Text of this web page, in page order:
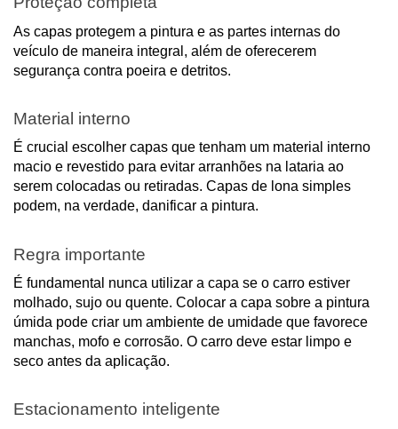
As capas protegem a pintura e as partes internas do
veículo de maneira integral, além de oferecerem
segurança contra poeira e detritos.
Material interno
É crucial escolher capas que tenham um material interno
macio e revestido para evitar arranhões na lataria ao
serem colocadas ou retiradas. Capas de lona simples
podem, na verdade, danificar a pintura.
Regra importante
É fundamental nunca utilizar a capa se o carro estiver
molhado, sujo ou quente. Colocar a capa sobre a pintura
úmida pode criar um ambiente de umidade que favorece
manchas, mofo e corrosão. O carro deve estar limpo e
seco antes da aplicação.
Estacionamento inteligente